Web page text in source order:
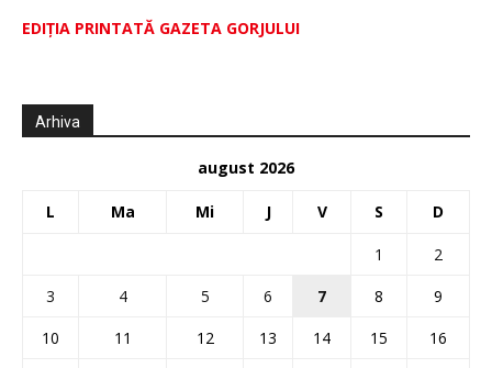
EDIŢIA PRINTATĂ GAZETA GORJULUI
Arhiva
august 2026
L Ma Mi J V S D
1
2
3
4 5 6 7 8
9
10
11 12 13 14 15
16